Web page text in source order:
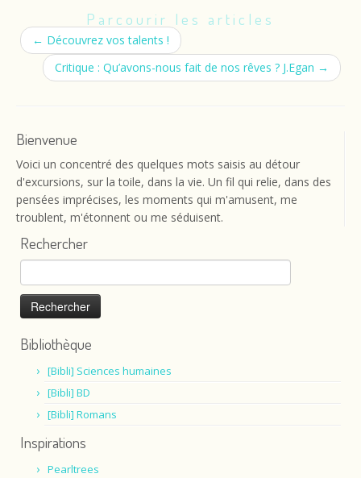
Parcourir les articles
← Découvrez vos talents !
Critique : Qu’avons-nous fait de nos rêves ? J.Egan →
Bienvenue
Voici un concentré des quelques mots saisis au détour
d'excursions, sur la toile, dans la vie. Un fil qui relie, dans des
pensées imprécises, les moments qui m'amusent, me
troublent, m'étonnent ou me séduisent.
Rechercher
Rechercher :
Bibliothèque
[Bibli] Sciences humaines
[Bibli] BD
[Bibli] Romans
Inspirations
Pearltrees